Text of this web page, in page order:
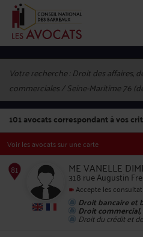
Votre recherche :Droit des affaires,
commerciales / Seine-Maritime 76
101avocats correspondant à vos
Voir les avocats sur une carte
ME VANELLE
318 rue Augustin
Accepte les
Droit bancaire et
Droit
Droit du crédit et